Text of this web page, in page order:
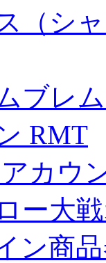
（シ
ブレ
RMT
カウ
ー大
ン商